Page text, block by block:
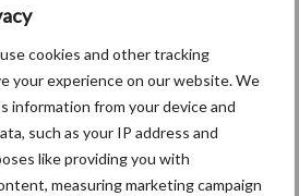
use cookies and other tracking
your experience on our website. We
information from your device and
such as your IP address and
like providing you with
measuring marketing campaign
speenhuid: een vaak
risicofactor
ziet volume en
groeien in